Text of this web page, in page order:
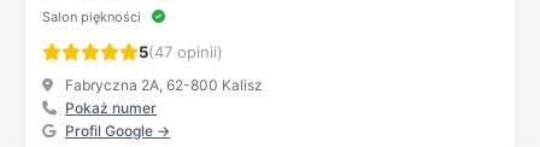
Salon piękności
5(47 opinii)
Fabryczna 2A, 62-800 Kalisz
Pokaż numer
Profil Google →